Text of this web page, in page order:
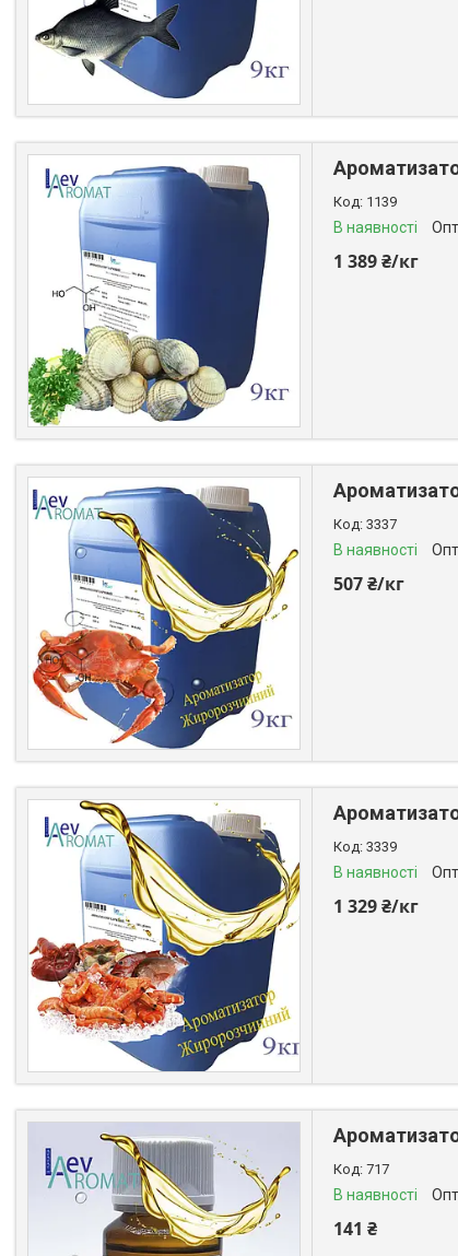
1139
В наявності
1 389 ₴/кг
3337
В наявності
507 ₴/кг
3339
В наявності
1 329 ₴/кг
717
В наявності
141 ₴